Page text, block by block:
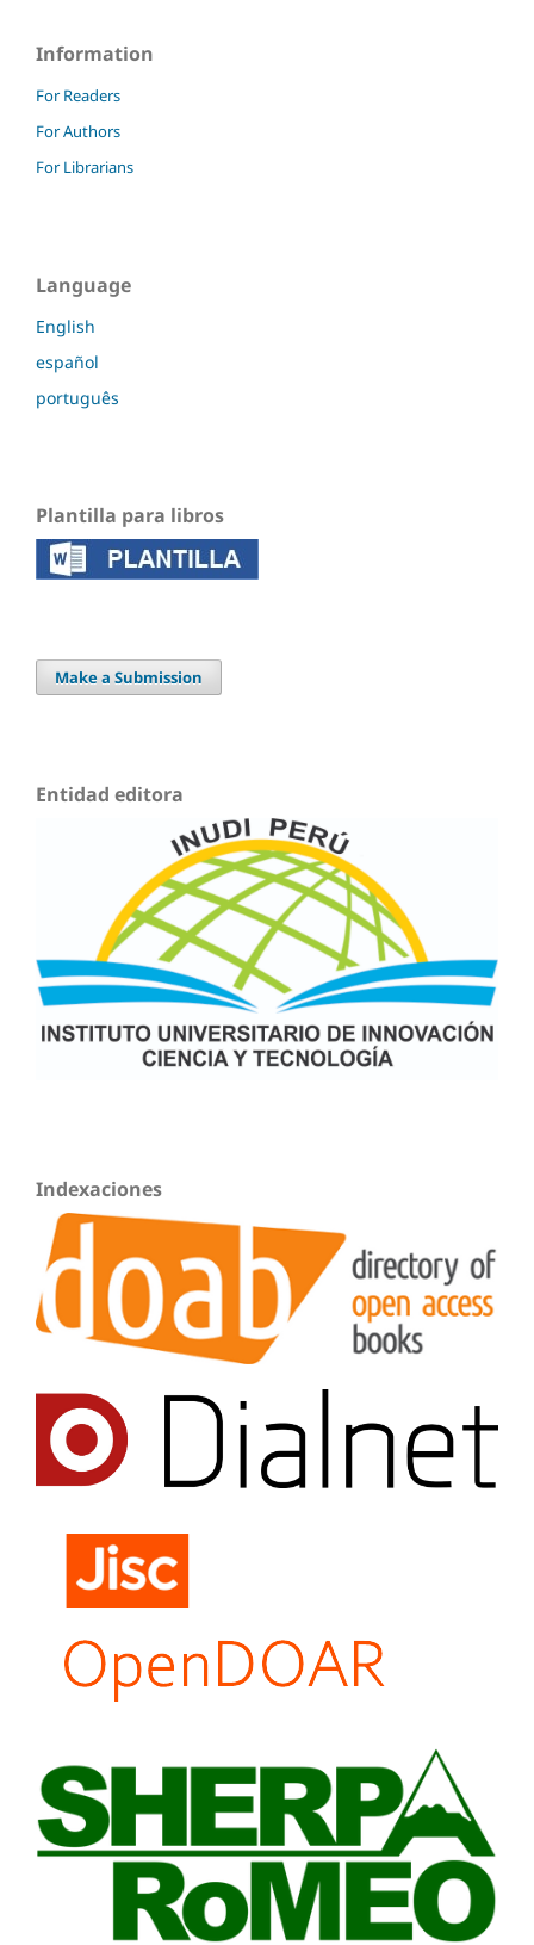
Information
For Readers
For Authors
For Librarians
Language
English
español
português
Plantilla para libros
Make a Submission
Entidad editora
Indexaciones